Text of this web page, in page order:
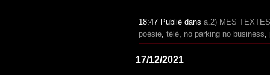
18:47 Publié dans a.2) MES TEXTES
poésie télé no parking no business
17/12/2021